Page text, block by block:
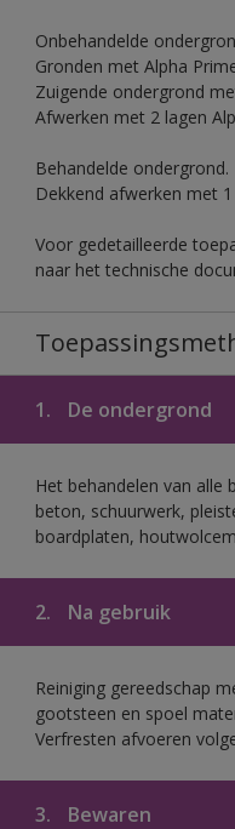
Onbehandelde
Gronden met Alpha
Zuigende ondergrond
Afwerken met 2 lagen
Behandelde ondergrond.
Dekkend afwerken met
Voor gedetailleerde
naar het technische
1. De ondergrond
Het behandelen van alle
beton, schuurwerk,
boardplaten,
2. Na gebruik
Reiniging gereedschap
gootsteen en spoel
Verfresten afvoeren
3. Bewaren